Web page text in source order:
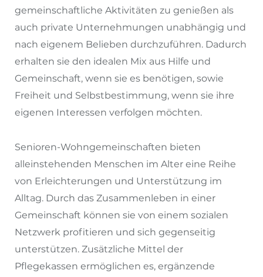
gemeinschaftliche Aktivitäten zu genießen als
auch private Unternehmungen unabhängig und
nach eigenem Belieben durchzuführen. Dadurch
erhalten sie den idealen Mix aus Hilfe und
Gemeinschaft, wenn sie es benötigen, sowie
Freiheit und Selbstbestimmung, wenn sie ihre
eigenen Interessen verfolgen möchten.
Senioren-Wohngemeinschaften bieten
alleinstehenden Menschen im Alter eine Reihe
von Erleichterungen und Unterstützung im
Alltag. Durch das Zusammenleben in einer
Gemeinschaft können sie von einem sozialen
Netzwerk profitieren und sich gegenseitig
unterstützen. Zusätzliche Mittel der
Pflegekassen ermöglichen es, ergänzende